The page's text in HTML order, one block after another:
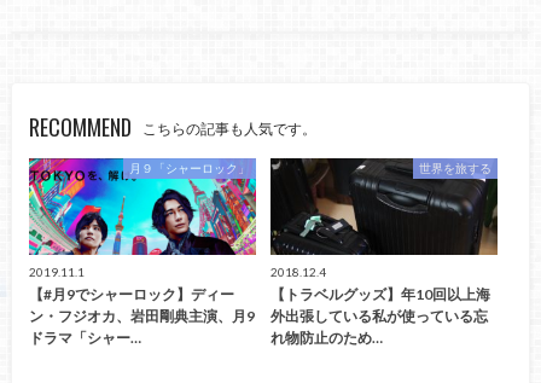
RECOMMEND こちらの記事も人気です。
月９「シャーロック」
2019.11.1
【#月9でシャーロック】ディー
ン・フジオカ、岩田剛典主演、月9
ドラマ「シャー…
世界を旅する
2018.12.4
【トラベルグッズ】年10回以上海
外出張している私が使っている忘
れ物防止のため…